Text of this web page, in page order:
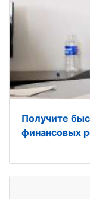
Получите
финансовых